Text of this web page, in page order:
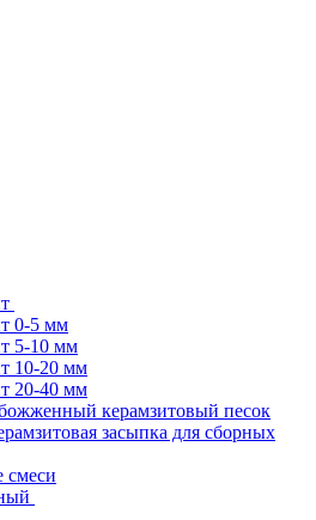
0-5 мм
5-10 мм
10-20 мм
20-40 мм
керамзитовый песок
засыпка для сборных
смеси